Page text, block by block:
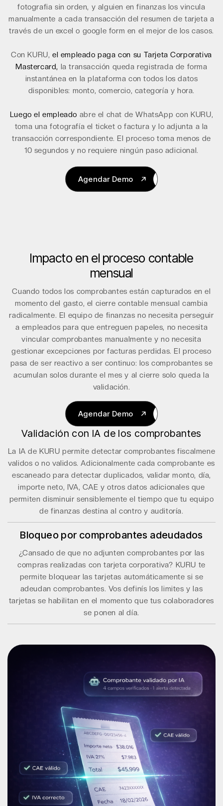
fotografia sin orden, y alguien en finanzas los vincula
manualmente a cada transacción del resumen de tarjeta a
través de un excel o google form en el mejor de los casos.
Con KURU,el empleado paga con su Tarjeta Corporativa
Mastercard, la transacción queda registrada de forma
instantánea en la plataforma con todos los datos
disponibles: monto, comercio, categoría y hora.
Luego el empleado abre el chat de WhatsApp con KURU,
toma una fotografía el ticket o factura y lo adjunta a la
transacción correspondiente. El proceso toma menos de
10 segundos y no requiere ningún paso adicional.
Agendar Demo
Impacto en el proceso contable
mensual
Cuando todos los comprobantes están capturados en el
momento del gasto, el cierre contable mensual cambia
radicalmente. El equipo de finanzas no necesita perseguir
a empleados para que entreguen papeles, no necesita
vincular comprobantes manualmente y no necesita
gestionar excepciones por facturas perdidas. El proceso
pasa de ser reactivo a ser continuo: los comprobantes se
acumulan solos durante el mes y al cierre solo queda la
validación.
Agendar Demo
Agendar Demo
Validación con IA de los comprobantes
La IA de KURU permite detectar comprobantes fiscalmene
validos o no validos. Adicionalmente cada comprobante es
escaneado para detectar duplicados, validar monto, día,
importe neto, IVA, CAE y otros datos adicionales que
permiten disminuir sensiblemente el tiempo que tu equipo
de finanzas destina al contro y auditoría.
Bloqueo por comprobantes adeudados
¿Cansado de que no adjunten comprobantes por las
compras realizadas con tarjeta corporativa? KURU te
permite bloquear las tarjetas automáticamente si se
adeudan comprobantes. Vos definís los limites y las
tarjetas se habilitan en el momento que tus colaboradores
se ponen al día.